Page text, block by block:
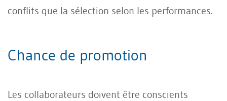
conflits que la sélection selon les performances.
Chance de promotion
Les collaborateurs doivent être conscients